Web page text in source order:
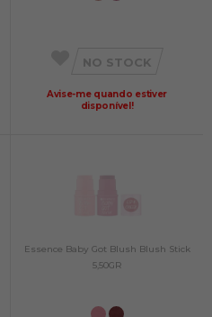
NO STOCK
Avise-me quando estiver
disponível!
Essence Baby Got Blush Blush Stick
5,50GR